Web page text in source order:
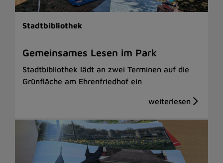
Stadtbibliothek
Gemeinsames Lesen im Park
Stadtbibliothek lädt an zwei Terminen auf die
Grünfläche am Ehrenfriedhof ein